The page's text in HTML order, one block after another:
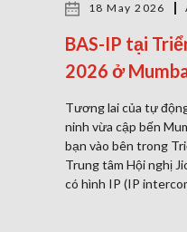
18 May 2026
BAS-IP tại
2026 ở
Tương lai của tự
ninh vừa cập bến
bạn vào bên trong
Trung tâm Hội nghị
có hình IP (IP